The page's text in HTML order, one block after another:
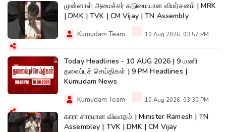
முன்னாள் அமைச்சர் கடுமையான விமர்சனம் | MRK
| DMK | TVK | CM Vijay | TN Assembly
Kumudam Team 10 Aug 2026, 03:57 PM
Today Headlines - 10 AUG 2026 | 9 மணி
தலைப்புச் செய்திகள் | 9 PM Headlines |
Kumudam News
Kumudam Team 10 Aug 2026, 03:30 PM
காரா சாரமான விவாதம் | Minister Ramesh | TN
Assembley | TVK | DMK | CM Vijay